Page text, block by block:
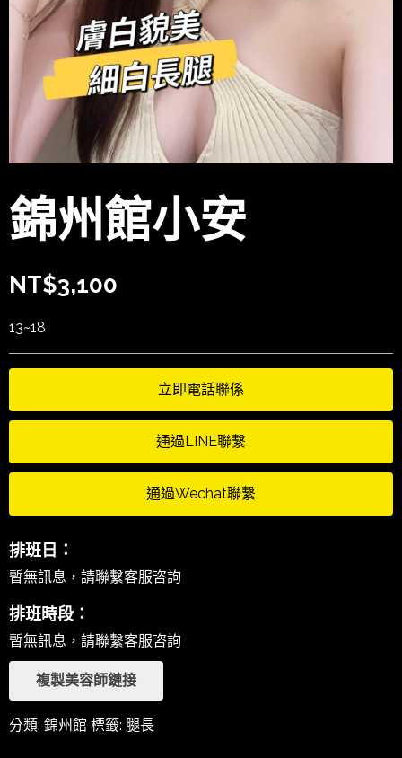
錦州館小安
NT$3,100
13~18
立即電話聯係
通過LINE聯繫
通過Wechat聯繫
排班日：
暫無訊息，請聯繫客服咨詢
排班時段：
暫無訊息，請聯繫客服咨詢
複製美容師鏈接
分類: 錦州館 標籤: 腿長